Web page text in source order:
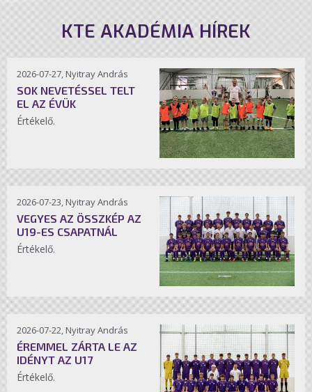
KTE AKADÉMIA HÍREK
2026-07-27, Nyitray András
SOK NEVETÉSSEL TELT
EL AZ ÉVÜK
Értékelő.
2026-07-23, Nyitray András
VEGYES AZ ÖSSZKÉP AZ
U19-ES CSAPATNÁL
Értékelő.
2026-07-22, Nyitray András
ÉREMMEL ZÁRTA LE AZ
IDÉNYT AZ U17
Értékelő.